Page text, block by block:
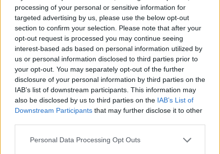
processing of your personal or sensitive information for
targeted advertising by us, please use the below opt-out
section to confirm your selection. Please note that after your
opt-out request is processed you may continue seeing
interest-based ads based on personal information utilized by
us or personal information disclosed to third parties prior to
your opt-out. You may separately opt-out of the further
disclosure of your personal information by third parties on the
IAB’s list of downstream participants. This information may
also be disclosed by us to third parties on the IAB’s List of
Downstream Participants that may further disclose it to other
Personal Data Processing Opt Outs
humanitaria, presta servicio de interrupción de
embarazos no deseados. Sin embargo, Médicos Sin
Fronteras no está a favor del aborto, pero se ciñe a
la decisión final de la mujer. Su único fin, es evitar
los daños y consecuencias que pueden acarrear la
práctica de un aborto no seguro.
¿Cómo celebrar el Día de Acción Global